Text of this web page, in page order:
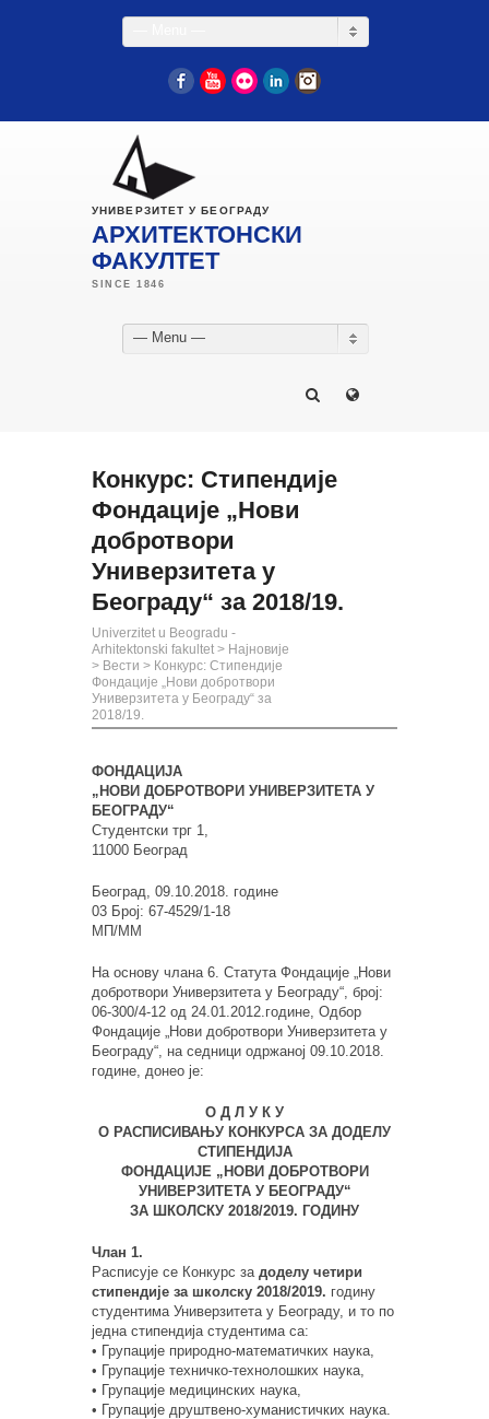
FacebookYouTube
Flickr LinkedIn
УНИВЕРЗИТЕТ У БЕОГРАДУ
АРХИТЕКТОНСКИ
ФАКУЛТЕТ
— Menu —
Конкурс: Стипендије
Фондације „Нови
добротвори
Универзитета у
Београду“ за 2018/19.
Univerzitet u Beogradu -
Arhitektonski fakultet > Најновије
> Вести > Конкурс: Стипендије
Фондације „Нови добротвори
Универзитета у Београду“ за
2018/19.
ФОНДАЦИЈА
„НОВИ ДОБРОТВОРИ УНИВЕРЗИТЕТА У
БЕОГРАДУ“
Студентски трг 1,
11000 Београд
Београд, 09.10.2018. године
03 Број: 67-4529/1-18
MП/ММ
На основу члана 6. Статута Фондације „Нови
добротвори Универзитета у Београду“, број:
06-300/4-12 од 24.01.2012.године, Одбор
Фондацијe „Нови добротвори Универзитета у
Београду“, на сeдници одржаној 09.10.2018.
године, донео је:
О Д Л У К У
О РАСПИСИВАЊУ КОНКУРСА ЗА ДОДЕЛУ
СТИПЕНДИЈА
ФОНДАЦИЈЕ „НОВИ ДОБРОТВОРИ
УНИВЕРЗИТЕТА У БЕОГРАДУ“
ЗА ШКОЛСКУ 2018/2019. ГОДИНУ
Члан 1.
Расписује се Конкурс за доделу четири
стипендије за школску 2018/2019. годину
студентима Универзитета у Београду, и то по
једна стипендија студентима са:
• Групације природно-математичких наука,
• Групације техничко-технолошких наука,
• Групације медицинских наука,
• Групације друштвено-хуманистичких наука.